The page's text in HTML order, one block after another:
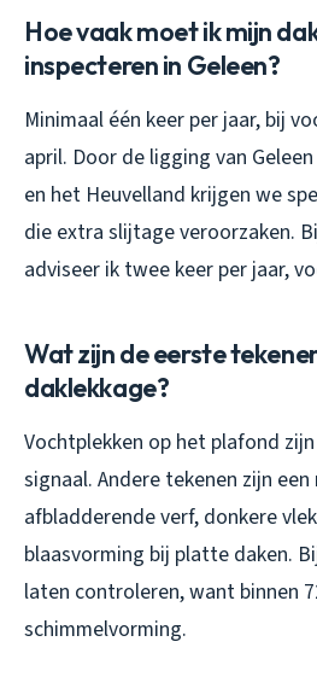
Hoe vaak moet ik mijn
inspecteren in Geleen?
Minimaal één keer per jaar, bij
april. Door de ligging van
en het Heuvelland krijgen we
die extra slijtage veroorzaken.
adviseer ik twee keer per jaar,
Wat zijn de eerste
daklekkage?
Vochtplekken op het plafond
signaal. Andere tekenen zijn
afbladderende verf, donkere
blaasvorming bij platte daken.
laten controleren, want binnen
schimmelvorming.